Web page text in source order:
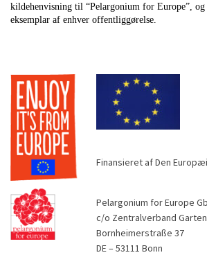
kildehenvisning til “Pelargonium for Europe”, og
eksemplar af enhver offentliggørelse.
Finansieret af Den
Pelargonium for Europe
c/o Zentralverband
Bornheimerstraße 37
DE – 53111 Bonn